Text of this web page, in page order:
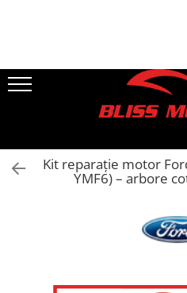
Turbosuflante și accesorii
Kituri de reparații
Vibrochen camioane
Kit reparație motor
YMF6) – arbore